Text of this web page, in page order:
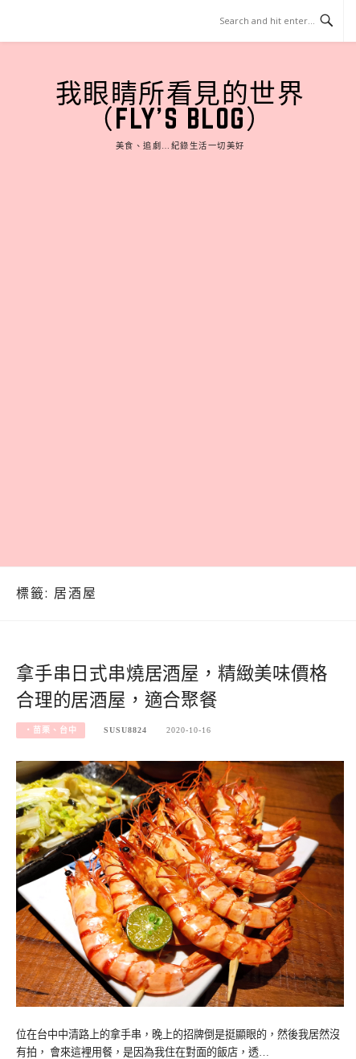
content
我眼睛所看見的世界
（FLY'S BLOG）
美食、追劇…紀錄生活一切美好
標籤: 居酒屋
拿手串日式串燒居酒屋，精緻美味價格
合理的居酒屋，適合聚餐
‧苗栗、台中 SUSU8824 2020-10-16
位在台中中清路上的拿手串，晚上的招牌倒是挺顯眼的，然後我居然沒
有拍， 會來這裡用餐，是因為我住在對面的飯店，透…